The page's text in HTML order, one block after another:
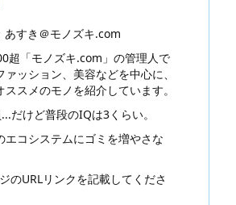
あすき＠モノズキ.com
超「モノズキ.com」の管理人で
ッション、美容などを中心に、
スメのモノを紹介しています。
だけど普段のIQは3くらい。
エコシステムにゴミを増やさな
のURLリンクを記載してくださ